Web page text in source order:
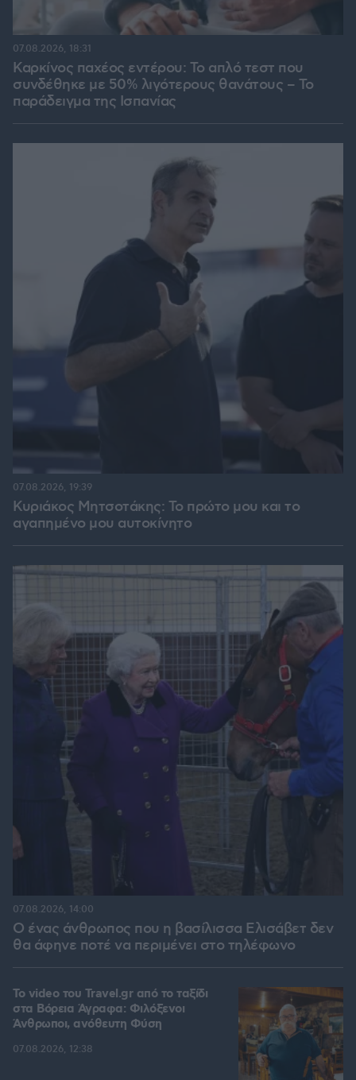
Καρκίνος παχέος εντέρου: Το απλό τεστ που
συνδέθηκε με 50% λιγότερους θανάτους – Το
παράδειγμα της Ισπανίας
07.08.2026, 18:31
Κυριάκος Μητσοτάκης: Το πρώτο μου και το
αγαπημένο μου αυτοκίνητο
07.08.2026, 19:39
Ο ένας άνθρωπος που η βασίλισσα Ελισάβετ δεν
θα άφηνε ποτέ να περιμένει στο τηλέφωνο
07.08.2026, 14:00
To video του Travel.gr από το ταξίδι
στα Βόρεια Άγραφα: Φιλόξενοι
Άνθρωποι, ανόθευτη Φύση
07.08.2026, 12:38